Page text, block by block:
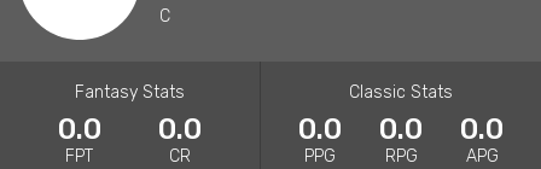
C
Fantasy Stats
0.0
FPT
0.0
CR
Classic Stats
0.0
PPG
0.0
RPG
0.0
APG